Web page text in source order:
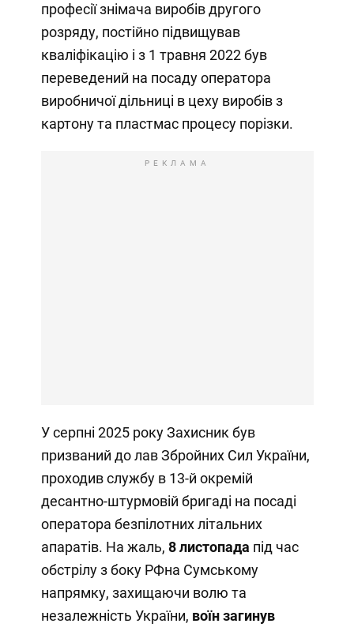
професії знімача виробів другого
розряду, постійно підвищував
кваліфікацію і з 1 травня 2022 був
переведений на посаду оператора
виробничої дільниці в цеху виробів з
картону та пластмас процесу порізки.
РЕКЛАМА
У серпні 2025 року Захисник був
призваний до лав Збройних Сил України,
проходив службу в 13-й окремій
десантно-штурмовій бригаді на посаді
оператора безпілотних літальних
апаратів. На жаль, 8 листопада під час
обстрілу з боку РФна Сумському
напрямку, захищаючи волю та
незалежність України, воїн загинув